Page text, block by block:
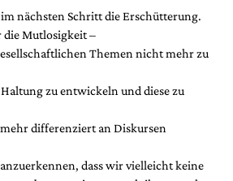
nächsten Schritt die Erschütterung.
Mutlosigkeit –
Themen nicht mehr zu
zu entwickeln und diese zu
differenziert an Diskursen
dass wir vielleicht keine